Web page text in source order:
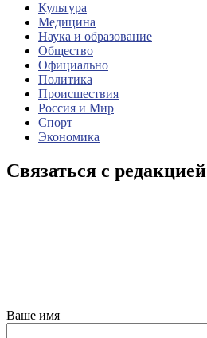
Культура
Медицина
Наука и образование
Общество
Официально
Политика
Происшествия
Россия и Мир
Спорт
Экономика
Связаться с редакцией
Ваше имя